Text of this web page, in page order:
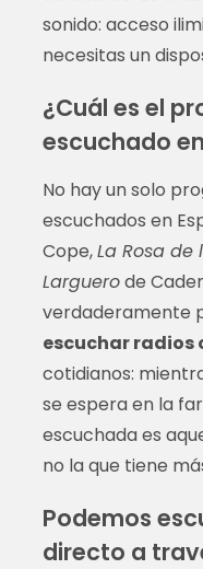
sonido: acceso
necesitas un
¿Cuál es el
escuchado
No hay un solo
escuchados en
Cope,La Rosa de
Larguerode
verdaderamente
escuchar radios
cotidianos:
se espera en la
escuchada es
no la que tiene
Podemos
directo a